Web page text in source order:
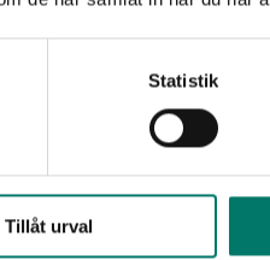
Statistik
Tillåt urval